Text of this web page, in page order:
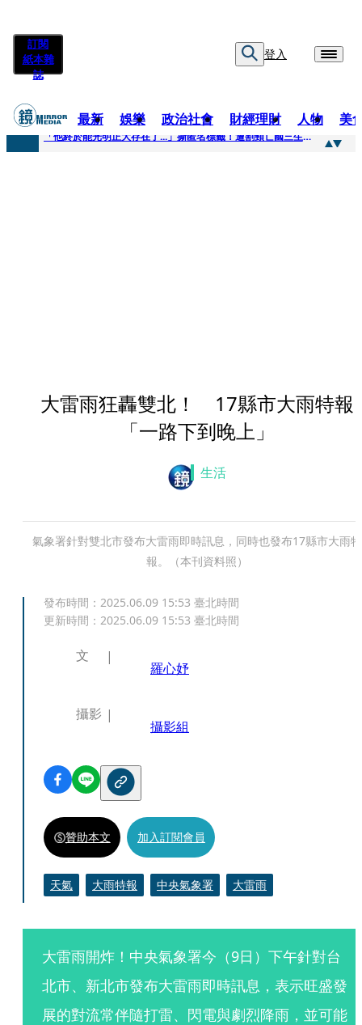
訂閱
紙本雜
誌
登入
最新 娛樂 政治社會 財經理財 人物 美
快訊
「他終於能光明正大存在了...」撕匿名標籤！遭割頸亡國三生「楊承勳」真名解禁 乾妹法庭抗辯引眾怒
大雷雨狂轟雙北！ 17縣市大雨特報
「一路下到晚上」
生活
氣象署針對雙北市發布大雷雨即時訊息，同時也發布17縣市大雨特
報。（本刊資料照）
發布時間： 2025.06.09 15:53 臺北時間
更新時間： 2025.06.09 15:53 臺北時間
文
羅心妤
攝影
攝影組
贊助本文 加入訂閱會員
天氣 大雨特報 中央氣象署 大雷雨
大雷雨開炸！中央氣象署今（9日）下午針對台
北市、新北市發布大雷雨即時訊息，表示旺盛發
展的對流常伴隨打雷、閃電與劇烈降雨，並可能